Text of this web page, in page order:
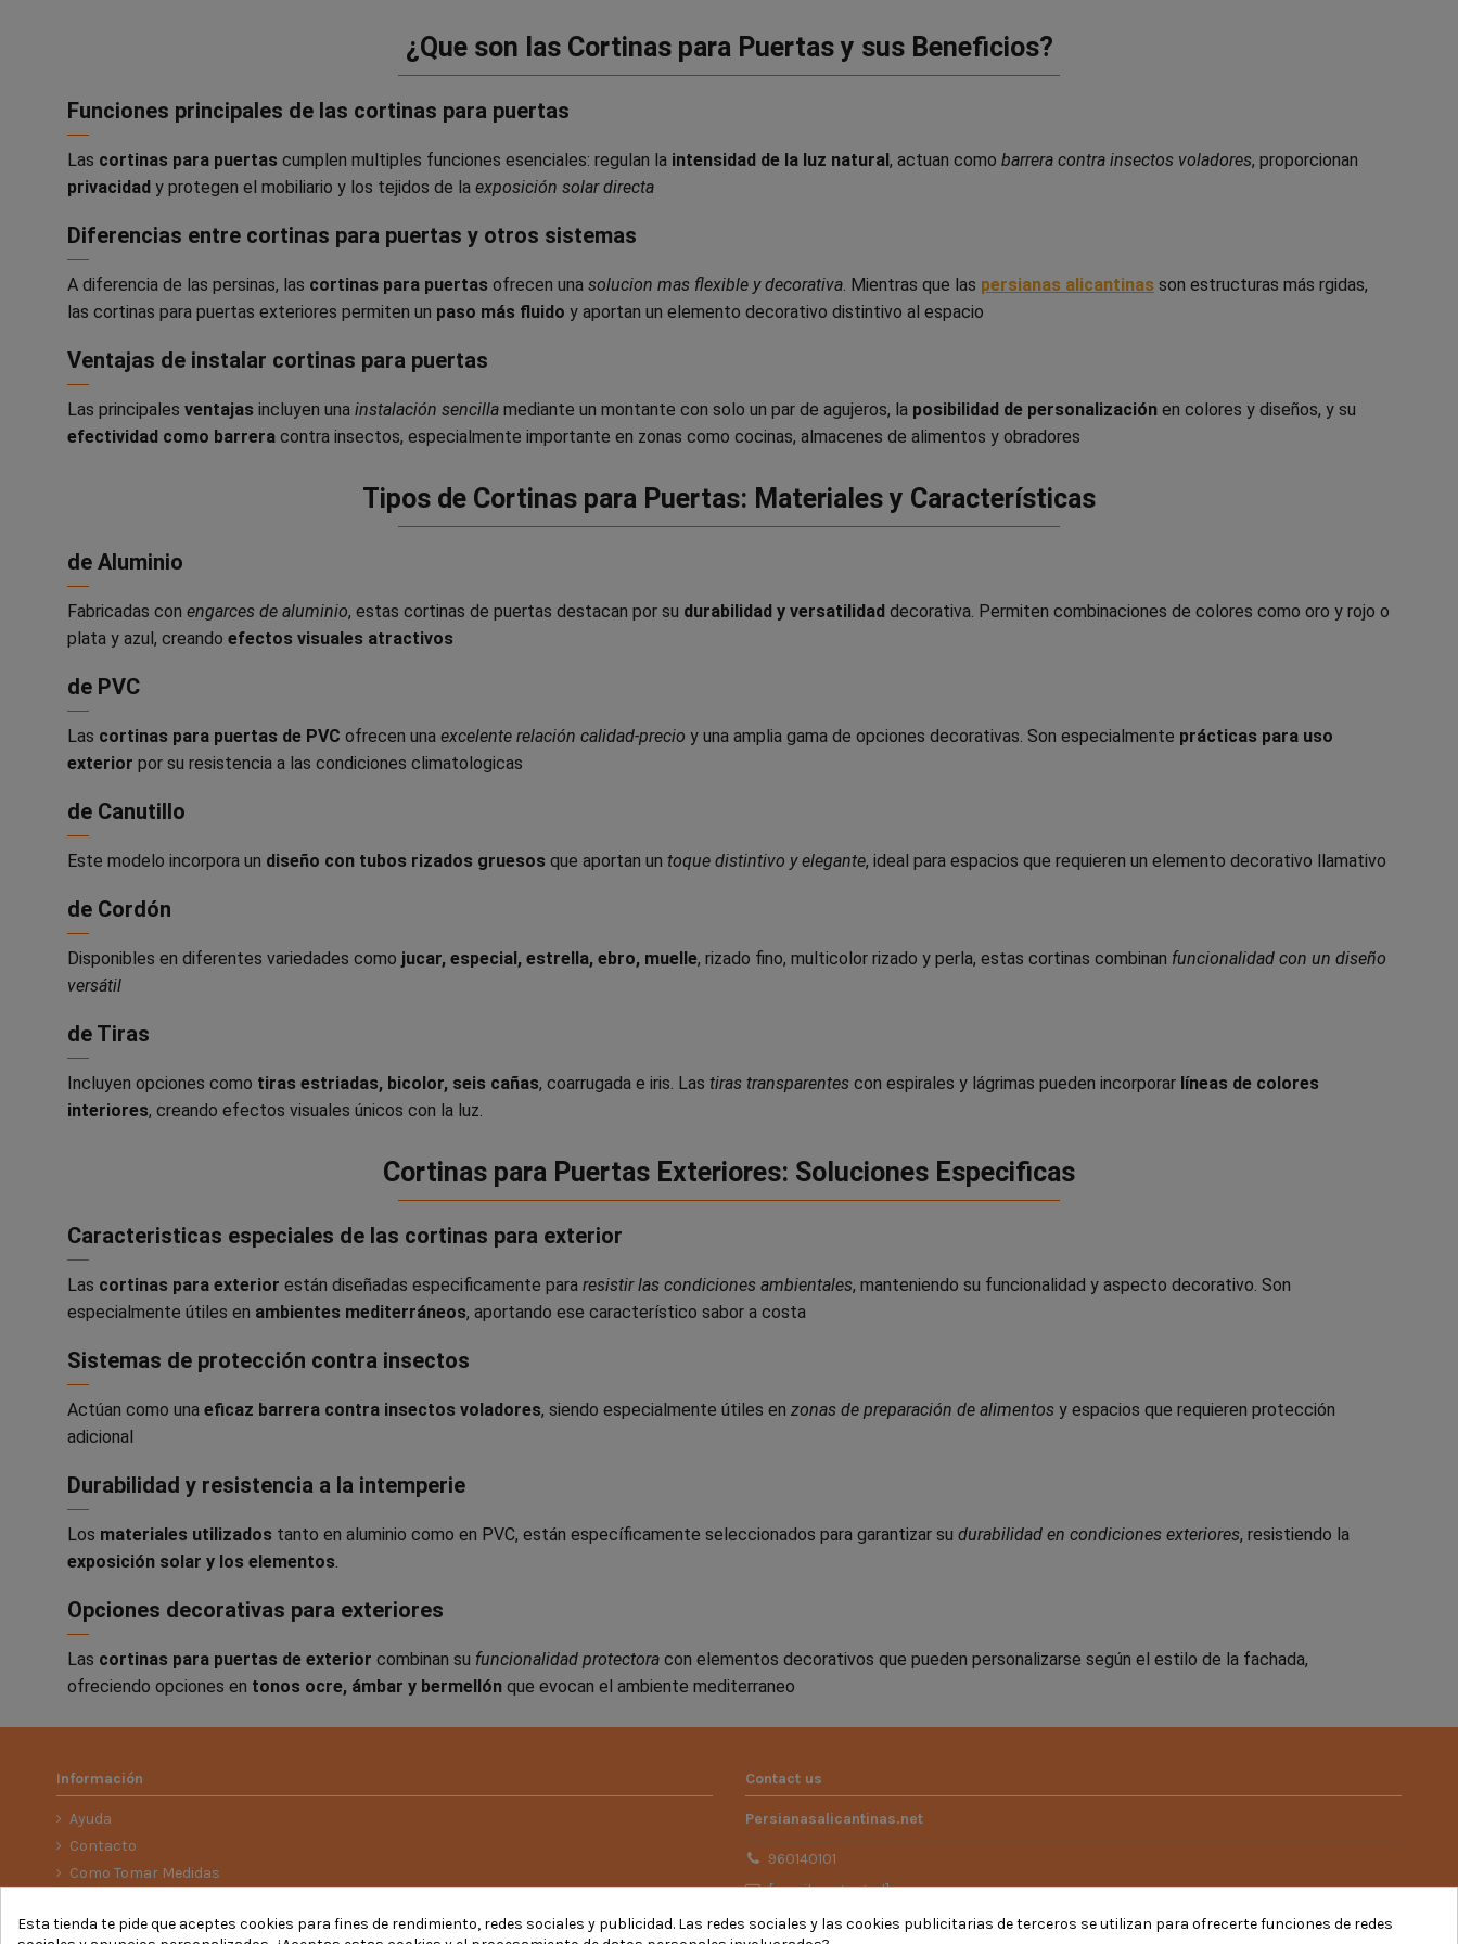
¿Que son las Cortinas para Puertas y sus Beneficios?
Funciones principales de las cortinas para puertas
Las cortinas para puertas cumplen multiples funciones esenciales: regulan la intensidad de la luz natural , actuan como barrera contra insectos voladores, proporcionan
privacidad y protegen el mobiliario y los tejidos de la exposición solar directa
Diferencias entre cortinas para puertas y otros sistemas
A diferencia de las persinas, las cortinas para puertas ofrecen una solucion mas flexible y decorativa. Mientras que las persianas alicantinas son estructuras más rgidas,
las cortinas para puertas exteriores permiten un paso más fluido y aportan un elemento decorativo distintivo al espacio
Ventajas de instalar cortinas para puertas
Las principales ventajas incluyen una instalación sencilla mediante un montante con solo un par de agujeros, la posibilidad de personalización en colores y diseños, y su
efectividad como barrera contra insectos, especialmente importante en zonas como cocinas, almacenes de alimentos y obradores
Tipos de Cortinas para Puertas: Materiales y Características
de Aluminio
Fabricadas con engarces de aluminio, estas cortinas de puertas destacan por su durabilidad y versatilidad decorativa. Permiten combinaciones de colores como oro y rojo o
plata y azul, creando efectos visuales atractivos
de PVC
Las cortinas para puertas de PVC ofrecen una excelente relación calidad-precio y una amplia gama de opciones decorativas. Son especialmente prácticas para uso
exterior por su resistencia a las condiciones climatologicas
de Canutillo
Este modelo incorpora un diseño con tubos rizados gruesos que aportan un toque distintivo y elegante, ideal para espacios que requieren un elemento decorativo llamativo
de Cordón
Disponibles en diferentes variedades como jucar, especial, estrella, ebro, muelle, rizado fino, multicolor rizado y perla, estas cortinas combinan funcionalidad con un diseño
versátil
de Tiras
Incluyen opciones como tiras estriadas, bicolor, seis cañas, coarrugada e iris. Las tiras transparentes con espirales y lágrimas pueden incorporar líneas de colores
interiores, creando efectos visuales únicos con la luz.
Cortinas para Puertas Exteriores: Soluciones Especificas
Caracteristicas especiales de las cortinas para exterior
Las cortinas para exterior están diseñadas especificamente para resistir las condiciones ambientales, manteniendo su funcionalidad y aspecto decorativo. Son
especialmente útiles en ambientes mediterráneos, aportando ese característico sabor a costa
Sistemas de protección contra insectos
Actúan como una eficaz barrera contra insectos voladores, siendo especialmente útiles en zonas de preparación de alimentos y espacios que requieren protección
adicional
Durabilidad y resistencia a la intemperie
Los materiales utilizados tanto en aluminio como en PVC, están específicamente seleccionados para garantizar su durabilidad en condiciones exteriores, resistiendo la
exposición solar y los elementos.
Opciones decorativas para exteriores
Las cortinas para puertas de exterior combinan su funcionalidad protectora con elementos decorativos que pueden personalizarse según el estilo de la fachada,
ofreciendo opciones en tonos ocre, ámbar y bermellón que evocan el ambiente mediterraneo
Información
Ayuda
Contacto
Como Tomar Medidas
Incidencias y Devoluciones
Contact us
Persianasalicantinas.net
960140101
[email protected]
Esta tienda te pide que aceptes cookies para fines de rendimiento, redes sociales y publicidad. Las redes sociales y las cookies publicitarias de terceros se utilizan para ofrecerte funciones de redes